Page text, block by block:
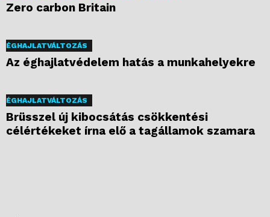
Zero carbon Britain
ÉGHAJLATVÁLTOZÁS
Az éghajlatvédelem hatás a munkahelyekre
ÉGHAJLATVÁLTOZÁS
Brüsszel új kibocsátás csökkentési
célértékeket írna elő a tagállamok szamara